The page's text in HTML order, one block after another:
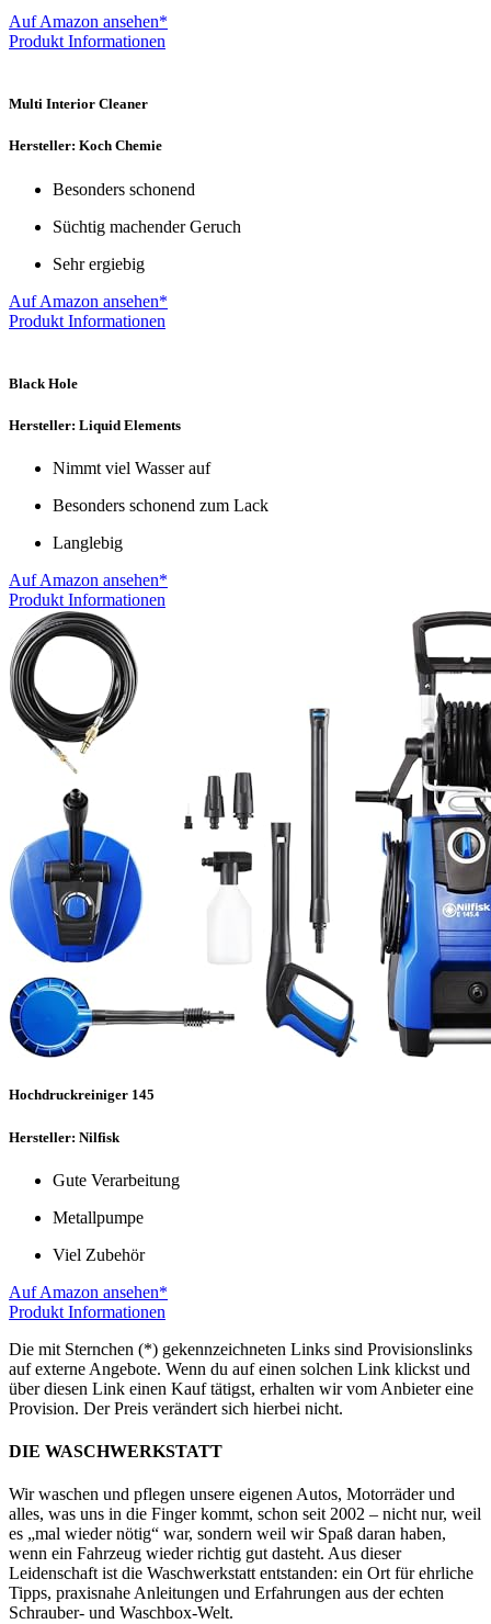
Auf Amazon ansehen*
Produkt Informationen
Multi Interior Cleaner
Hersteller: Koch Chemie
Besonders schonend
Süchtig machender Geruch
Sehr ergiebig
Auf Amazon ansehen*
Produkt Informationen
Black Hole
Hersteller: Liquid Elements
Nimmt viel Wasser auf
Besonders schonend zum Lack
Langlebig
Auf Amazon ansehen*
Produkt Informationen
Hochdruckreiniger 145
Hersteller: Nilfisk
Gute Verarbeitung
Metallpumpe
Viel Zubehör
Auf Amazon ansehen*
Produkt Informationen
Die mit Sternchen (*) gekennzeichneten Links sind Provisionslinks
auf externe Angebote. Wenn du auf einen solchen Link klickst und
über diesen Link einen Kauf tätigst, erhalten wir vom Anbieter eine
Provision. Der Preis verändert sich hierbei nicht.
DIE WASCHWERKSTATT
Wir waschen und pflegen unsere eigenen Autos, Motorräder und
alles, was uns in die Finger kommt, schon seit 2002 – nicht nur, weil
es „mal wieder nötig“ war, sondern weil wir Spaß daran haben,
wenn ein Fahrzeug wieder richtig gut dasteht. Aus dieser
Leidenschaft ist die Waschwerkstatt entstanden: ein Ort für ehrliche
Tipps, praxisnahe Anleitungen und Erfahrungen aus der echten
Schrauber- und Waschbox-Welt.